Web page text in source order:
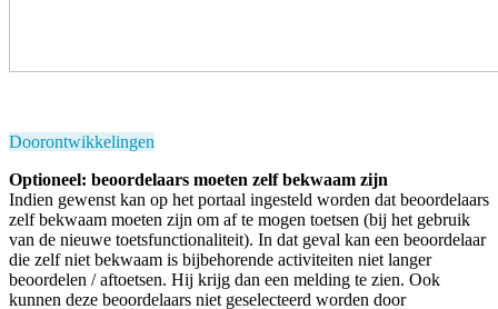
Doorontwikkelingen
Optioneel: beoordelaars moeten zelf bekwaam zijn
Indien gewenst kan op het portaal ingesteld worden dat beoordelaars
zelf bekwaam moeten zijn om af te mogen toetsen (bij het gebruik
van de nieuwe toetsfunctionaliteit). In dat geval kan een beoordelaar
die zelf niet bekwaam is bijbehorende activiteiten niet langer
beoordelen / aftoetsen. Hij krijg dan een melding te zien. Ook
kunnen deze beoordelaars niet geselecteerd worden door